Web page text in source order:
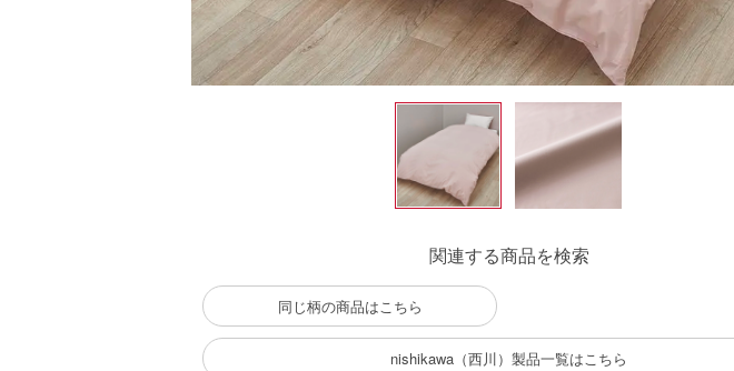
関連する商品を検索
同じ柄の商品はこちら
nishikawa（西川）製品一覧はこちら